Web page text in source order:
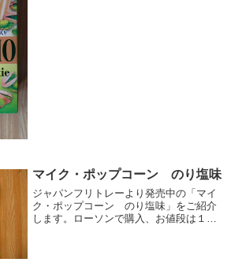
マイク・ポップコーン のり塩味
ジャパンフリトレーより発売中の「マイ
ク・ポップコーン のり塩味」をご紹介
します。ローソンで購入、お値段は１０